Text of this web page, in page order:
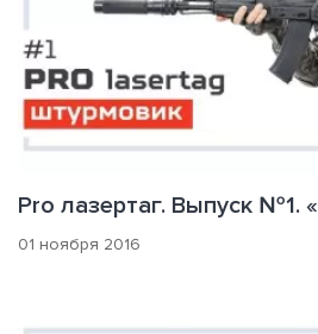
Pro лазертаг. Выпуск №1.
01 ноября 2016